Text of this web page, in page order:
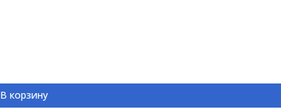
В корзину